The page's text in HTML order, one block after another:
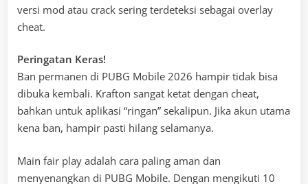
versi mod atau crack sering terdeteksi sebagai overlay
cheat.
Peringatan Keras!
Ban permanen di PUBG Mobile 2026 hampir tidak bisa
dibuka kembali. Krafton sangat ketat dengan cheat,
bahkan untuk aplikasi “ringan” sekalipun. Jika akun utama
kena ban, hampir pasti hilang selamanya.
Main fair play adalah cara paling aman dan
menyenangkan di PUBG Mobile. Dengan mengikuti 10